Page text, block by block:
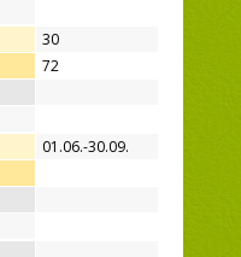
30
72
01.06.-30.09.